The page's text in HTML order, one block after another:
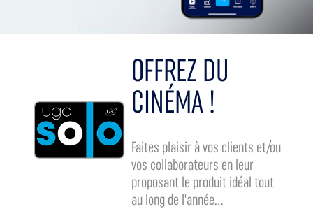
OFFREZ DU
CINÉMA !
Faites plaisir à vos clients et/ou
vos collaborateurs en leur
proposant le produit idéal tout
au long de l'année...